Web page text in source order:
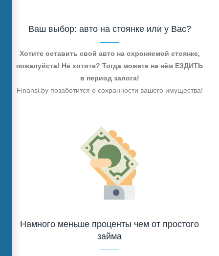
Ваш выбор: авто на стоянке или у Вас?
Хотите оставить свой авто на охроняемой стоянке,
пожалуйста! Не хотите? Тогда можете на нём ЕЗДИТЬ
в период залога!
Finansi.by позаботится о сохранности вашего имущества!
Намного меньше проценты чем от простого
займа